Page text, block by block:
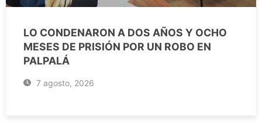
LO CONDENARON A DOS AÑOS Y OCHO
MESES DE PRISIÓN POR UN ROBO EN
PALPALÁ
7 agosto, 2026